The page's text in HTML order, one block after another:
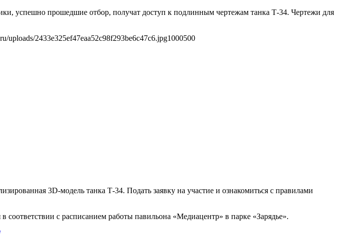
успешно прошедшие отбор, получат доступ к подлинным чертежам танка Т-34. Чертежи для
uploads/2433e325ef47eaa52c98f293be6c47c6.jpg1000500
3D-модель танка Т-34. Подать заявку на участие и ознакомиться с правилами
с расписанием работы павильона «Медиацентр» в парке «Зарядье».